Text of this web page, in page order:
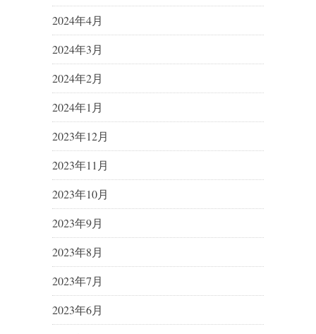
2024年4月
2024年3月
2024年2月
2024年1月
2023年12月
2023年11月
2023年10月
2023年9月
2023年8月
2023年7月
2023年6月